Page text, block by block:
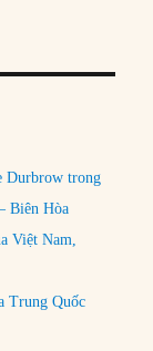
Durbrow trong
Biên Hòa
Việt Nam,
Trung Quốc